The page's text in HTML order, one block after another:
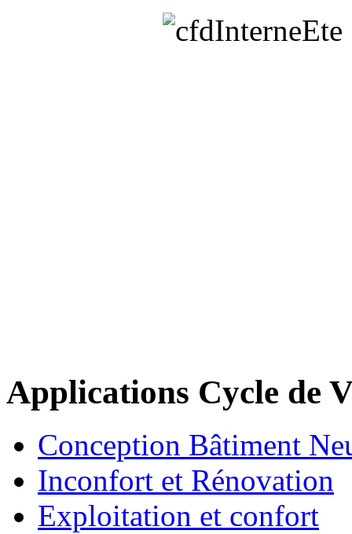
Applications Cycle de
Conception Bâtiment
Inconfort et Rénovation
Exploitation et confort